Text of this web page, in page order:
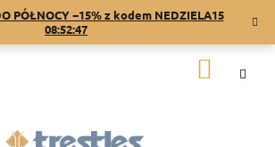
PÓŁNOCY −15% z kodem NEDZIELA15
08:52:46